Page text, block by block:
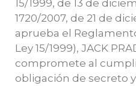
15/1999, de 13 de
1720/2007, de 21 de
aprueba el
Ley 15/1999), JACK
compromete al
obligación de secreto